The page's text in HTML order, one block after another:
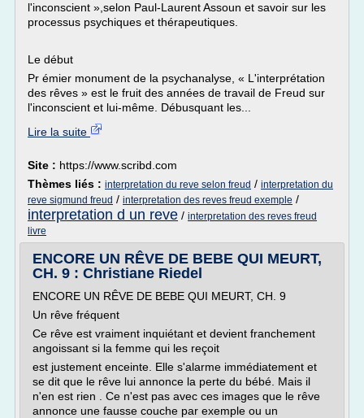
l'inconscient »,selon Paul-Laurent Assoun et savoir sur les
processus psychiques et thérapeutiques.
Le début
Pr émier monument de la psychanalyse, « L'interprétation
des rêves » est le fruit des années de travail de Freud sur
l'inconscient et lui-même. Débusquant les...
Lire la suite
Site : https://www.scribd.com
Thèmes liés : interpretation du reve selon freud / interpretation du
reve sigmund freud / interpretation des reves freud exemple /
interpretation d un reve / interpretation des reves freud
livre
ENCORE UN RÊVE DE BEBE QUI MEURT,
CH. 9 : Christiane Riedel
ENCORE UN RÊVE DE BEBE QUI MEURT, CH. 9
Un rêve fréquent
Ce rêve est vraiment inquiétant et devient franchement
angoissant si la femme qui les reçoit
est justement enceinte. Elle s'alarme immédiatement et
se dit que le rêve lui annonce la perte du bébé. Mais il
n'en est rien . Ce n'est pas avec ces images que le rêve
annonce une fausse couche par exemple ou un